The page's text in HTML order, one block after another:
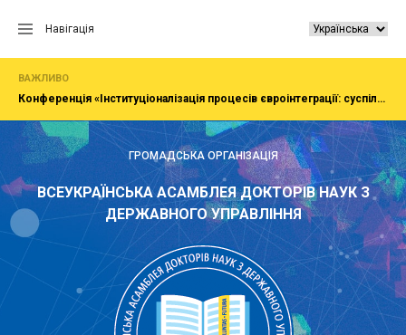
Навігація
ВАЖЛИВО
Конференція «Інституціоналізація процесів євроінтеграції: суспільство, економіка, адміністрування»
ГРОМАДСЬКА ОРГАНІЗАЦІЯ
ВСЕУКРАЇНСЬКА АСАМБЛЕЯ ДОКТОРІВ НАУК З
ДЕРЖАВНОГО УПРАВЛІННЯ